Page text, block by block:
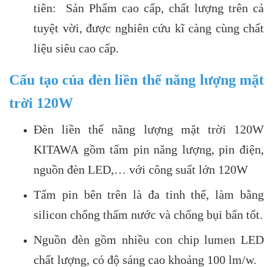
tiên: Sản Phẩm cao cấp, chất lượng trên cả
tuyệt vời, được nghiên cứu kĩ càng cùng chất
liệu siêu cao cấp.
Cấu tạo của đèn liền thể năng lượng mặt
trời 120W
Đèn liền thể năng lượng mặt trời 120W
KITAWA gồm tấm pin năng lượng, pin điện,
nguồn đèn LED,… với công suất lớn 120W
Tấm pin bên trên là đa tinh thể, làm bằng
silicon chống thấm nước và chống bụi bẩn tốt.
Nguồn đèn gồm nhiều con chip lumen LED
chất lượng, có độ sáng cao khoảng 100 lm/w.